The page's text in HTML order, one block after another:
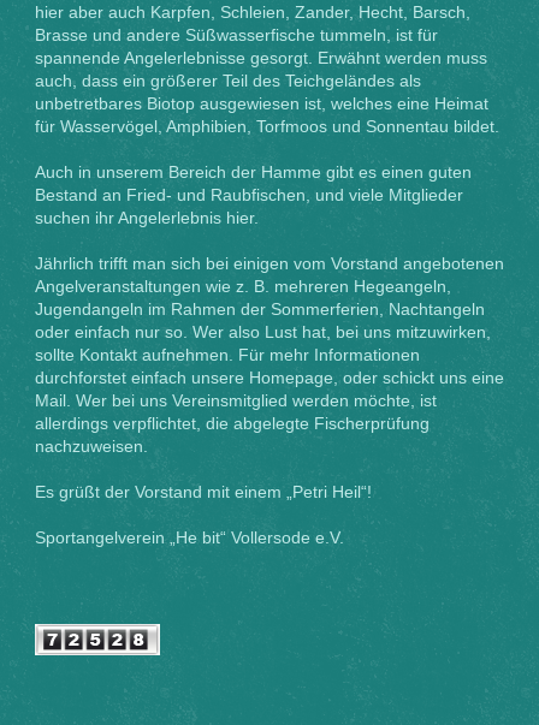
hier aber auch Karpfen, Schleien, Zander, Hecht, Barsch,
Brasse und andere Süßwasserfische tummeln, ist für
spannende Angelerlebnisse gesorgt. Erwähnt werden muss
auch, dass ein größerer Teil des Teichgeländes als
unbetretbares Biotop ausgewiesen ist, welches eine Heimat
für Wasservögel, Amphibien, Torfmoos und Sonnentau bildet.
Auch in unserem Bereich der Hamme gibt es einen guten
Bestand an Fried- und Raubfischen, und viele Mitglieder
suchen ihr Angelerlebnis hier.
Jährlich trifft man sich bei einigen vom Vorstand angebotenen
Angelveranstaltungen wie z. B. mehreren Hegeangeln,
Jugendangeln im Rahmen der Sommerferien, Nachtangeln
oder einfach nur so. Wer also Lust hat, bei uns mitzuwirken,
sollte Kontakt aufnehmen. Für mehr Informationen
durchforstet einfach unsere Homepage, oder schickt uns eine
Mail. Wer bei uns Vereinsmitglied werden möchte, ist
allerdings verpflichtet, die abgelegte Fischerprüfung
nachzuweisen.
Es grüßt der Vorstand mit einem „Petri Heil“!
Sportangelverein „He bit“ Vollersode e.V.